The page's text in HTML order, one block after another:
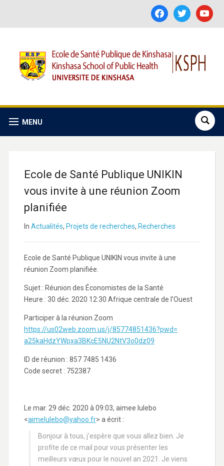
facebooktwitter youtube
MENU
Ecole de Santé Publique UNIKIN
vous invite à une réunion Zoom
planifiée
In Actualités, Projets de recherches, Recherches
Ecole de Santé Publique UNIKIN vous invite à une
réunion Zoom planifiée.
Sujet : Réunion des Économistes de la Santé
Heure : 30 déc. 2020 12:30 Afrique centrale de l’Ouest
Participer à la réunion Zoom
https://us02web.zoom.us/j/85774851436?pwd=
a25kaHdzYWpxa3BKcE5NU2NtV3o0dz09
ID de réunion : 857 7485 1436
Code secret : 752387
Le mar. 29 déc. 2020 à 09:03, aimee lulebo
<aimelulebo@yahoo.fr> a écrit :
Bonjour à tous, j’espère que vous allez bien. Je
profite de ce mail pour vous présenter les
meilleurs vœux pour le nouvel an 2021. Je viens